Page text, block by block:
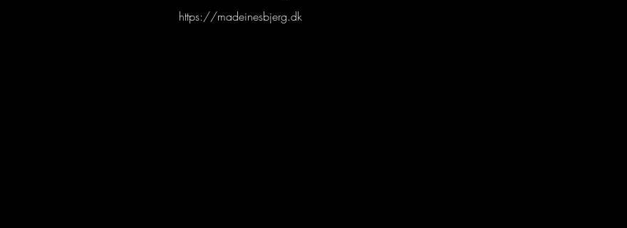
https://madeinesbjerg.dk